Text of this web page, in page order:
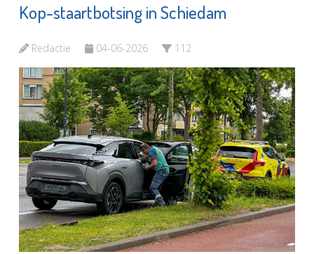
Kop-staartbotsing in Schiedam
Redactie 04-06-2026 112